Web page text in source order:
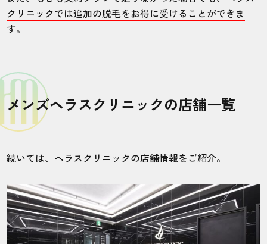
クリニックでは追加の脱毛をお得に受けることができま
す。
メンズヘラスクリニックの店舗一覧
続いては、ヘラスクリニックの店舗情報をご紹介。